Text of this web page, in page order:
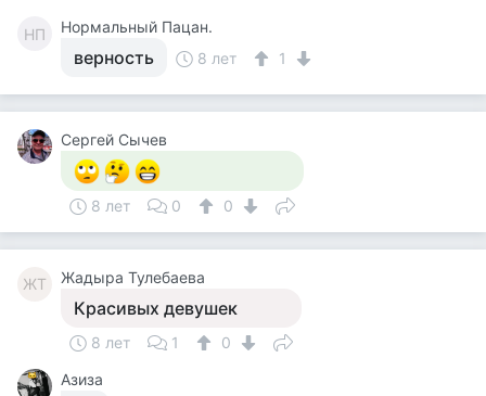
НП Нормальный Пацан.
верность 8 лет 1
Сергей Сычев
8 лет 0 0
ЖТ Жадыра Тулебаева
Красивых девушек
8 лет 1
0
Азиза